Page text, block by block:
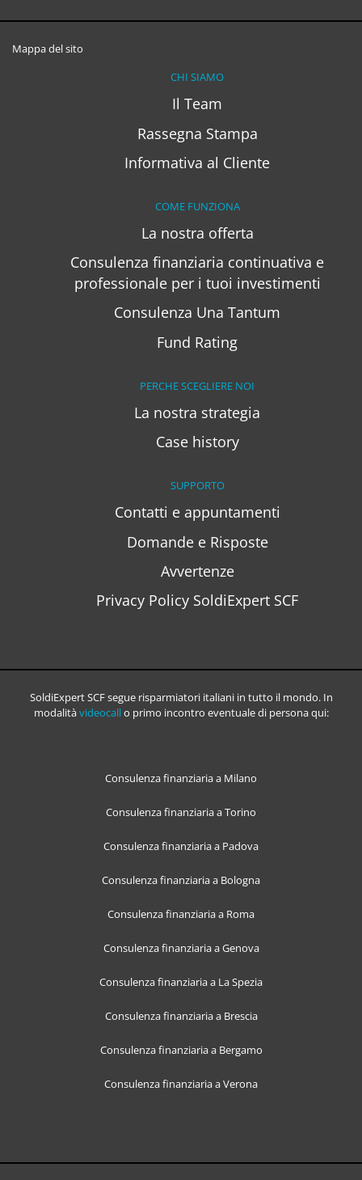
Mappa del sito
CHI SIAMO
Il Team
Rassegna Stampa
Informativa al Cliente
COME FUNZIONA
La nostra offerta
Consulenza finanziaria continuativa e
professionale per i tuoi investimenti
Consulenza Una Tantum
Fund Rating
PERCHE SCEGLIERE NOI
La nostra strategia
Case history
SUPPORTO
Contatti e appuntamenti
Domande e Risposte
Avvertenze
Privacy Policy SoldiExpert SCF
SoldiExpert SCF segue risparmiatori italiani in tutto il mondo. In
modalitàvideocallo primo incontro eventuale di persona qui:
Consulenza finanziaria a Milano
Consulenza finanziaria a Torino
Consulenza finanziaria a Padova
Consulenza finanziaria a Bologna
Consulenza finanziaria a Roma
Consulenza finanziaria a Genova
Consulenza finanziaria a La Spezia
Consulenza finanziaria a Brescia
Consulenza finanziaria a Bergamo
Consulenza finanziaria a Verona